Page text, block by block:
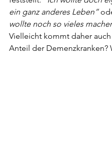
ein ganz anderes Leben”
wollte noch so vieles
Vielleicht kommt daher
Anteil der Demenzkranken?